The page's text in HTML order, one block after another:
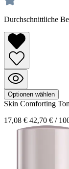
Durchschnittliche
Optionen wählen
Skin Comforting
17,08 € 42,70 € /